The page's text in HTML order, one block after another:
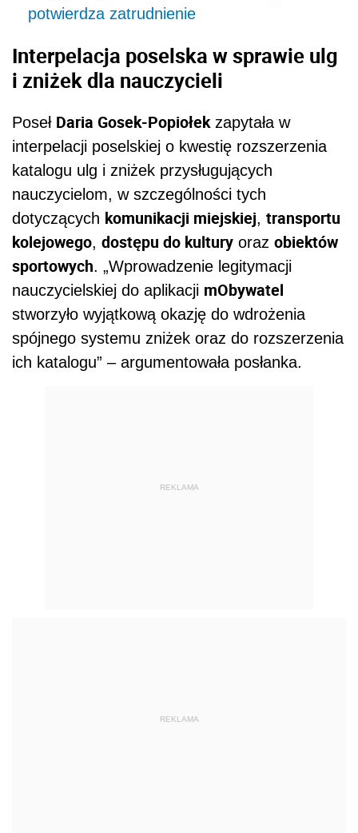
potwierdza zatrudnienie
Interpelacja poselska w sprawie ulg
i zniżek dla nauczycieli
Poseł Daria Gosek-Popiołek zapytała w
interpelacji poselskiej o kwestię rozszerzenia
katalogu ulg i zniżek przysługujących
nauczycielom, w szczególności tych
dotyczących komunikacji miejskiej, transportu
kolejowego, dostępu do kultury oraz obiektów
sportowych. „Wprowadzenie legitymacji
nauczycielskiej do aplikacji mObywatel
stworzyło wyjątkową okazję do wdrożenia
spójnego systemu zniżek oraz do rozszerzenia
ich katalogu” – argumentowała posłanka.
REKLAMA
REKLAMA